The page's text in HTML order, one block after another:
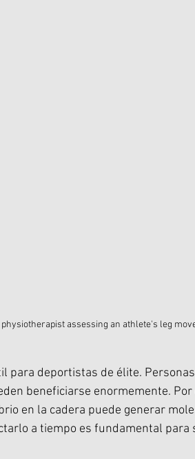
assessing an athlete's leg
para deportistas de élite.
beneficiarse enormemente.
en la cadera puede generar
a tiempo es fundamental